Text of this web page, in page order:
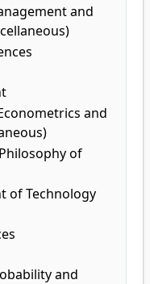
and
and
of
of Technology
and